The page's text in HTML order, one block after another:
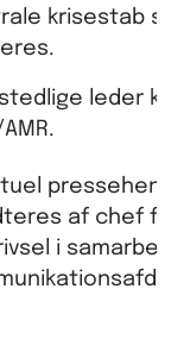
krisestab
stedlige leder
AMR.
af chef
i